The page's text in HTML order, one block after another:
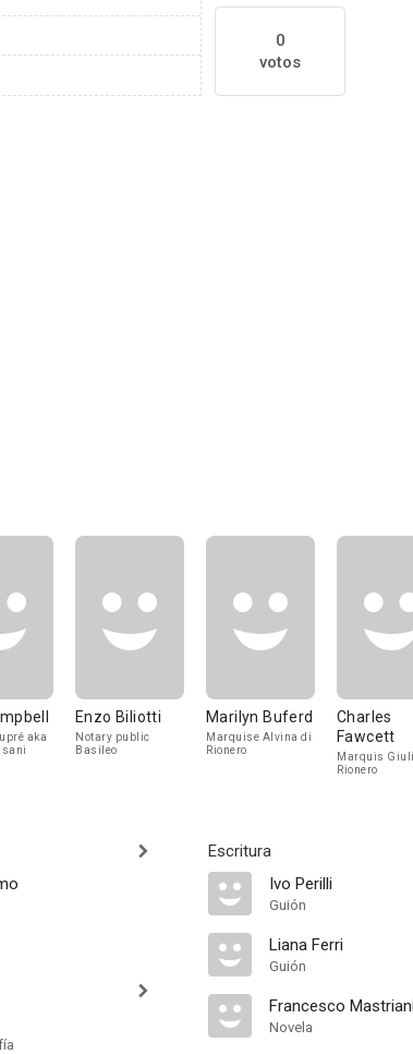
0
votos
aka
Enzo Biliotti
Notary public
Basileo
Marilyn Buferd
Marquise Alvina di
Rionero
Charles
Fawcett
Marquis
Rionero
Escritura
Ivo Perilli
Guión
Liana Ferri
Guión
Francesco Mastriani
Novela